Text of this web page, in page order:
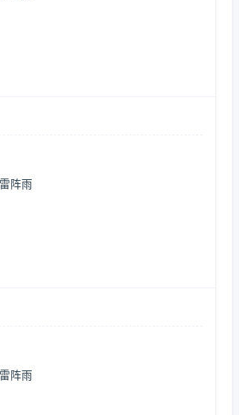
雷阵雨
雷阵雨